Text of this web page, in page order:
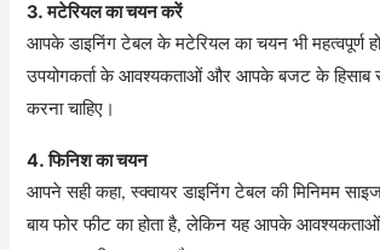
3. मटेरियल का चयन करें
आपके डाइनिंग टेबल के मटेरियल का चयन भी महत्वपूर्ण
उपयोगकर्ता के आवश्यकताओं और आपके बजट के हिसाब
करना चाहिए।
4. फिनिश का चयन
आपने सही कहा, स्क्वायर डाइनिंग टेबल की मिनिमम
बाय फोर फीट का होता है, लेकिन यह आपके